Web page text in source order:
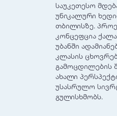
საუკეთესო
უნიკალური
თბილისზე.
კონცეფცია
უბანში
კლასის
გამოცდილების
ახალი
უსასრულო
გულისხმობს.